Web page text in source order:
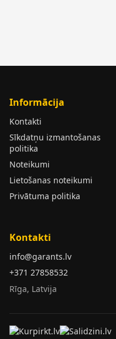
Informācija
Kontakti
Sīkdatņu izmantošanas
politika
Noteikumi
Lietošanas noteikumi
Privātuma politika
Kontakti
info@garants.lv
+371 27858532
Rīga, Latvija